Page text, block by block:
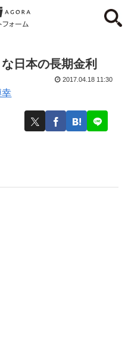
日本の長期金利
幸
2017.04.18 11:30